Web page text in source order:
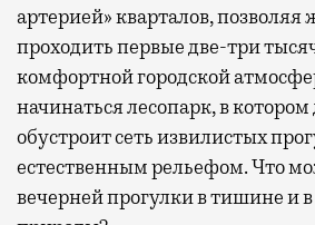
артерией» кварталов,
проходить первые две-три
комфортной городской
начинаться лесопарк, в
обустроит сеть извилистых
естественным рельефом. Что
вечерней прогулки в тишине и